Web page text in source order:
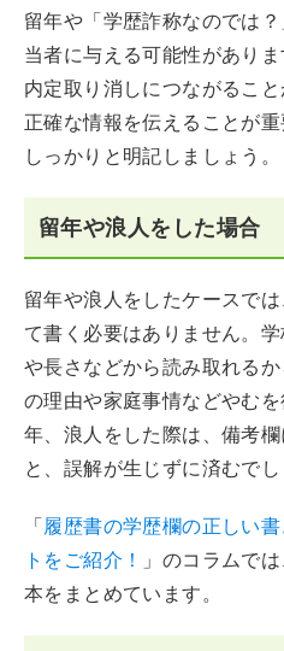
留年や「学歴詐称なのでは
当者に与える可能性がありま
内定取り消しにつながるこ
正確な情報を伝えることが
しっかりと明記しましょう。
留年や浪人をした場合
留年や浪人をしたケースで
て書く必要はありません。
や長さなどから読み取れる
の理由や家庭事情などやむ
年、浪人をした際は、備考
と、誤解が生じずに済むでし
「履歴書の学歴欄の正しい
トをご紹介！
」のコラムで
本をまとめています。